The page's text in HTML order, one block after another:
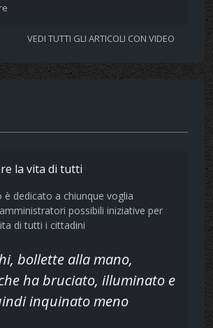
VEDI TUTTI GLI ARTICOLI CON VIDEO
la vita di tutti
è dedicato a chiunque voglia
possibili iniziative per
di tutti i cittadini
bollette alla mano,
ha bruciato, illuminato e
inquinato meno